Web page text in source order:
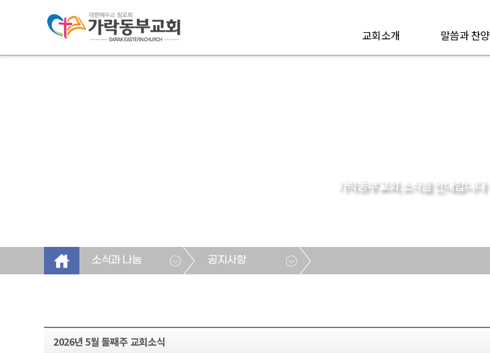
교회소개 말씀과 찬양
가락동부교회 소식을 안내합니다
소식과 나눔 공지사항
2026년 5월 둘째주 교회소식